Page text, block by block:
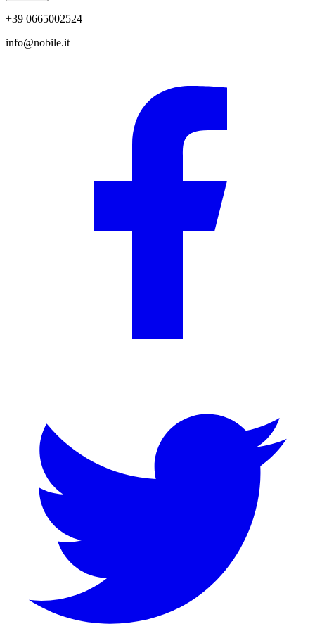
+39 0665002524
info@nobile.it